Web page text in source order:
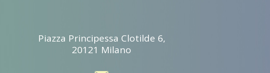
Piazza Principessa Clotilde 6,
20121 Milano